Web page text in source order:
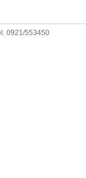
0921/553450